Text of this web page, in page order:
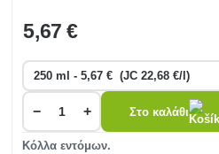
5,67 €
− + Στο καλάθι
Κόλλα εντόμων.